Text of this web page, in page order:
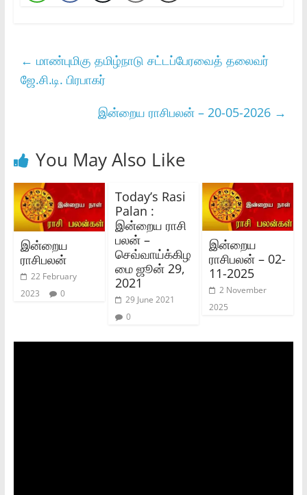
← மாண்புமிகு தமிழ்நாடு சட்டப்பேரவைத் தலைவர்
ஜே.சி.டி. பிரபாகர்
இன்றைய ராசிபலன் – 20-05-2026 →
You May Also Like
இன்றைய
ராசிபலன்
22 February
2023
0
Today’s Rasi
Palan :
இன்றைய ராசி
பலன் –
செவ்வாய்க்கிழ
மை ஜூன் 29,
2021
29 June 2021
0
இன்றைய
ராசிபலன் – 02-
11-2025
2 November
2025